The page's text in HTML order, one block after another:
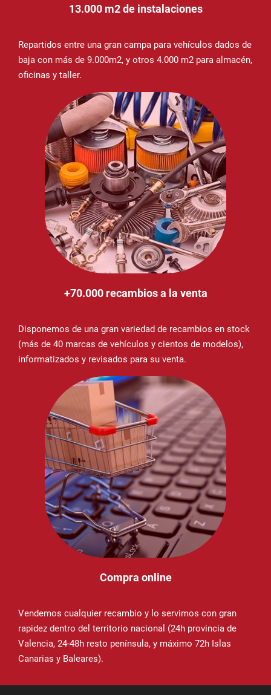
13.000 m2 de instalaciones
Repartidos entre una gran campa para vehículos dados de
baja con más de 9.000m2, y otros 4.000 m2 para almacén,
oficinas y taller.
+70.000 recambios a la venta
Disponemos de una gran variedad de recambios en stock
(más de 40 marcas de vehículos y cientos de modelos),
informatizados y revisados para su venta.
Compra online
Vendemos cualquier recambio y lo servimos con gran
rapidez dentro del territorio nacional (24h provincia de
Valencia, 24-48h resto península, y máximo 72h Islas
Canarias y Baleares).